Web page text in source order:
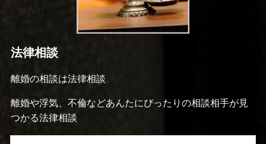
法律相談
離婚の相談は法律相談
離婚や浮気、不倫などあんたにぴったりの相談相手が見
つかる法律相談